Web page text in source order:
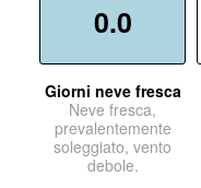
0.0
Giorni neve fresca
Neve fresca,
prevalentemente
soleggiato, vento
debole.